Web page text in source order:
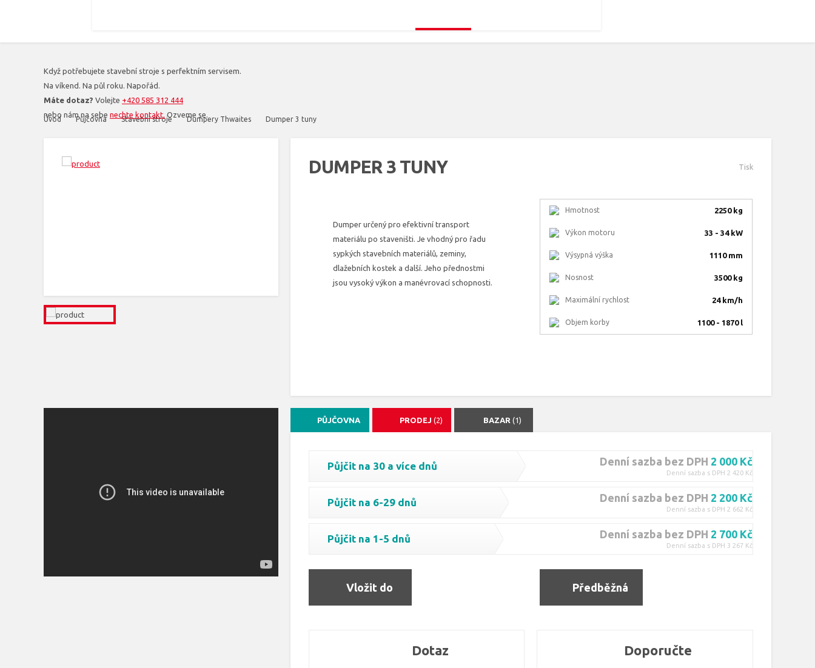
Když potřebujete stavební stroje s perfektním servisem.
Na víkend. Na půl roku. Napořád.
Máte dotaz? Volejte +420 585 312 444
nebo nám na sebe nechte kontakt. Ozveme se.
Úvod Půjčovna Stavební stroje Dumpery Thwaites Dumper 3 tuny
DUMPER 3 TUNY
Dumper určený pro efektivní transport
materiálu po staveništi. Je vhodný pro řadu
sypkých stavebních materiálů, zeminy,
dlažebních kostek a další. Jeho přednostmi
jsou vysoký výkon a manévrovací schopnosti.
Tisk
Hmotnost 2250 kg
Výkon motoru 33 - 34 kW
Výsypná výška 1110 mm
Nosnost 3500 kg
Maximální rychlost 24 km/h
Objem korby 1100 - 1870 l
PŮJČOVNA PRODEJ (2) BAZAR(1)
Půjčit na 30 a více dnů Denní sazba bez DPH 2 000 Kč
Denní sazba s DPH 2 420 Kč
Půjčit na 6-29 dnů Denní sazba bez DPH 2 200 Kč
Denní sazba s DPH 2 662 Kč
Půjčit na 1-5 dnů Denní sazba bez DPH 2 700 Kč
Denní sazba s DPH 3 267 Kč
Vložit do Předběžná
Dotaz Doporučte